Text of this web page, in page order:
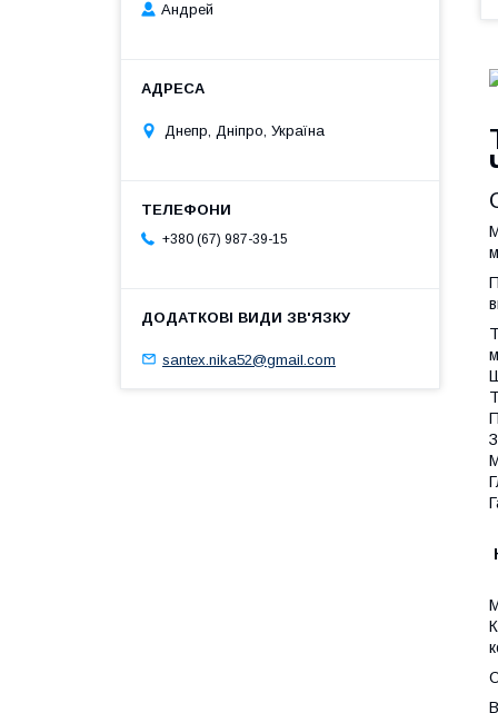
Андрей
Днепр, Дніпро, Україна
+380 (67) 987-39-15
santex.nika52@gmail.com